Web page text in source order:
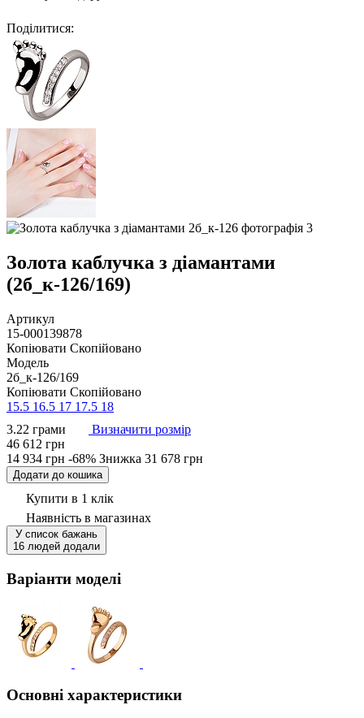
Поділитися:
Золота каблучка з діамантами
(2б_к-126/169)
Артикул
15-000139878
Копіювати Скопійовано
Модель
2б_к-126/169
Копіювати Скопійовано
15.5 16.5 17 17.5 18
3.22 грами
Визначити розмір
46 612 грн
14 934 грн -68% Знижка 31 678 грн
Додати до кошика
Купити в 1 клік
Наявність в магазинах
У список бажань
16 людей додали
Варіанти моделі
Основні характеристики